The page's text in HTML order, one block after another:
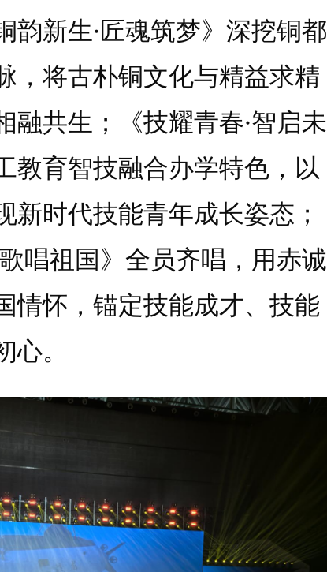
韵新生·匠魂筑梦》深挖铜都
，将古朴铜文化与精益求精
融共生；《技耀青春·智启未
教育智技融合办学特色，以
新时代技能青年成长姿态；
唱祖国》全员齐唱，用赤诚
情怀，锚定技能成才、技能
。